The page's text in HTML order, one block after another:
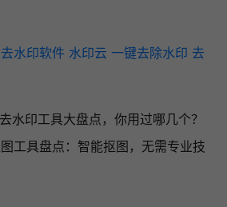
去水印软件 水印云 一键去除水印 去
水印工具大盘点，你用过哪几个？
工具盘点：智能抠图，无需专业技